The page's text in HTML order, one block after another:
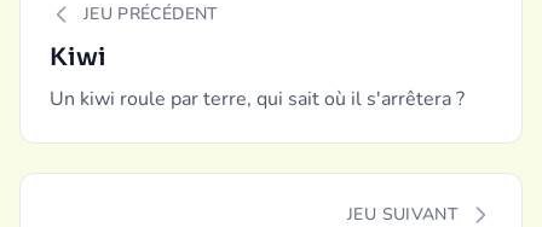
JEU PRÉCÉDENT
Kiwi
Un kiwi roule par terre, qui sait où il s'arrêtera ?
JEU SUIVANT